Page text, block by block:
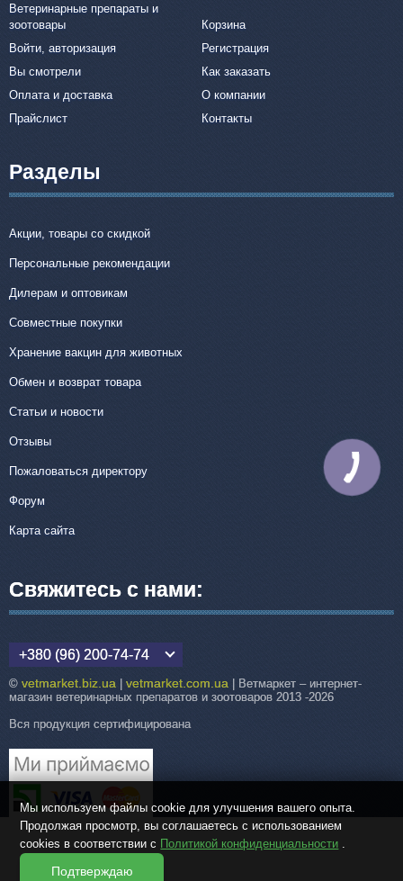
Ветеринарные препараты и
зоотовары
Корзина
Войти, авторизация
Регистрация
Вы смотрели
Как заказать
Оплата и доставка
О компании
Прайслист
Контакты
Разделы
Акции, товары со скидкой
Персональные рекомендации
Дилерам и оптовикам
Совместные покупки
Хранение вакцин для животных
Обмен и возврат товара
Статьи и новости
Отзывы
Пожаловаться директору
Форум
Карта сайта
Свяжитесь с нами:
+380 (96) 200-74-74
© vetmarket.biz.ua vetmarket.com.ua | Ветмаркет – интернет-
магазин ветеринарных препаратов и зоотоваров 2013 -2026
Вся продукция сертифицирована
Мы используем файлы cookie для улучшения вашего опыта.
Продолжая просмотр, вы соглашаетесь с использованием
cookies в соответствии с Политикой конфиденциальности .
Подтверждаю
КНОПКА
СВЯЗИ